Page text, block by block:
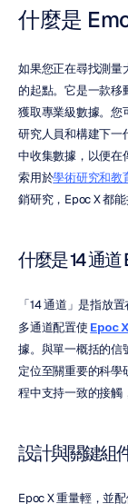
什麼是
如果您正在尋找測量
的起點。它是一款移
獲取專業級數據。您
研究人員和構建下一
中收集數據，以便在
索用於學術研究和教
銷研究，Epoc X 都
什麼是 14 通道
「14 通道」是指放
多通道配置使 Epoc X
據。與單一概括的
定位至關重要的科學
程中支持一致的接觸
設計與關鍵組
Epoc X 重量輕，並